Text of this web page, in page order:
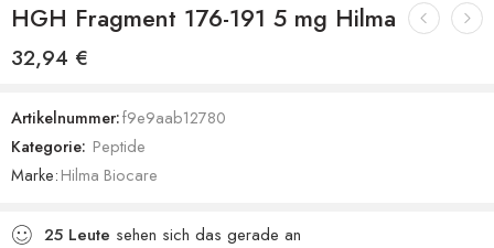
HGH Fragment 176-191 5 mg Hilma
32,94 €
Artikelnummer:f9e9aab12780
Kategorie: Peptide
Marke:Hilma Biocare
25 Leute sehen sich das gerade an